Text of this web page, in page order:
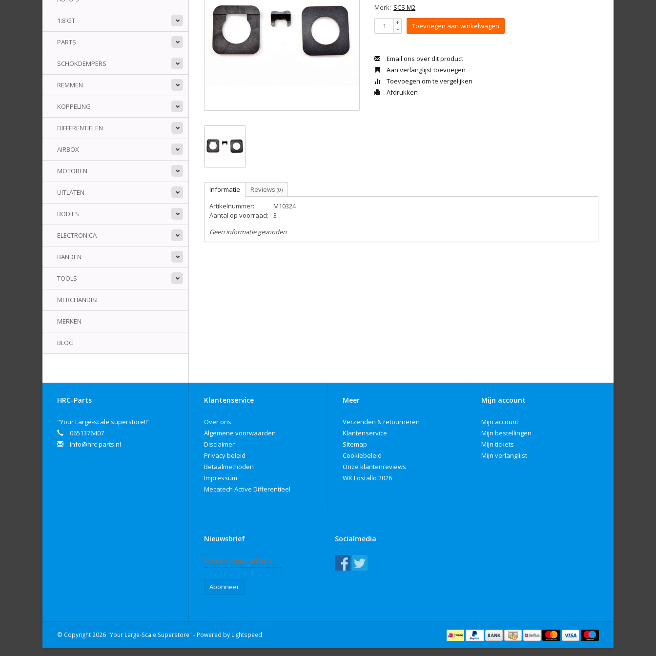
1:8 GT
PARTS
SCHOKDEMPERS
REMMEN
KOPPELING
DIFFERENTIELEN
AIRBOX
MOTOREN
UITLATEN
BODIES
ELECTRONICA
BANDEN
TOOLS
MERCHANDISE
MERKEN
BLOG
Merk: SCS M2
+
- Toevoegen aan winkelwagen
Email ons over dit product
Aan verlanglijst toevoegen
Toevoegen om te vergelijken
Afdrukken
Informatie Reviews (0)
Artikelnummer:
M10324
Aantal op voorraad:
3
Geen informatie gevonden
HRC-Parts
"Your Large-scale superstore!!"
0651376407
info@hrc-parts.nl
Klantenservice
Over ons
Algemene voorwaarden
Disclaimer
Privacy beleid
Betaalmethoden
Impressum
Mecatech Active Differentieel
Meer
Verzenden & retourneren
Klantenservice
Sitemap
Cookiebeleid
Onze klantenreviews
WK Lostallo 2026
Mijn account
Mijn account
Mijn bestellingen
Mijn tickets
Mijn verlanglijst
Nieuwsbrief
Abonneer
Socialmedia
© Copyright 2026 "Your Large-Scale Superstore" - Powered by Lightspeed